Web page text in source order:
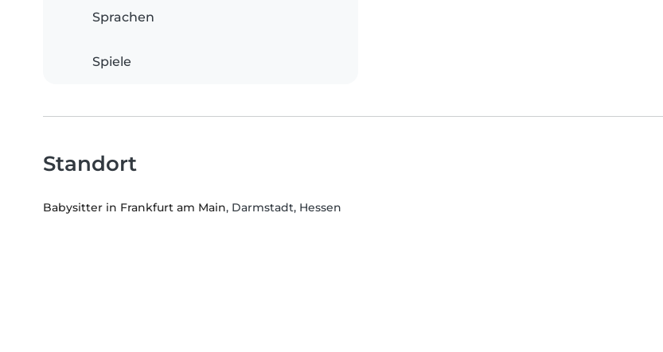
Sprachen
Spiele
Standort
Babysitter in Frankfurt am Main, Darmstadt, Hessen